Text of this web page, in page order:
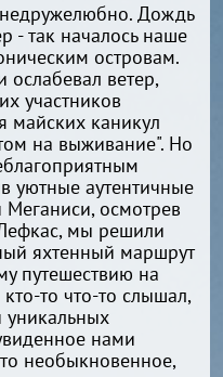
Дождь
- так началось наше
островам.
ослабевал ветер,
участников
майских каникул
на выживание". Но
уютные аутентичные
Меганиси, осмотрев
мы решили
яхтенный маршрут
путешествию на
то что-то слышал,
уникальных
нами
необыкновенное,